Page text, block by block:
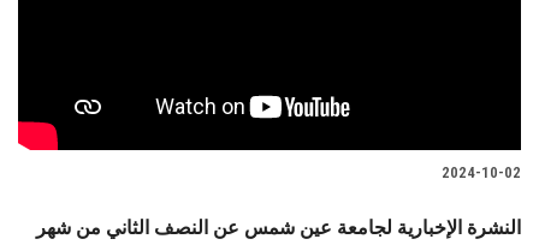
2024-10-02
النشرة الإخبارية لجامعة عين شمس عن النصف الثاني من شهر